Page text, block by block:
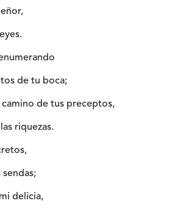
de tu boca;
camino de tus preceptos,
riquezas.
delicia,